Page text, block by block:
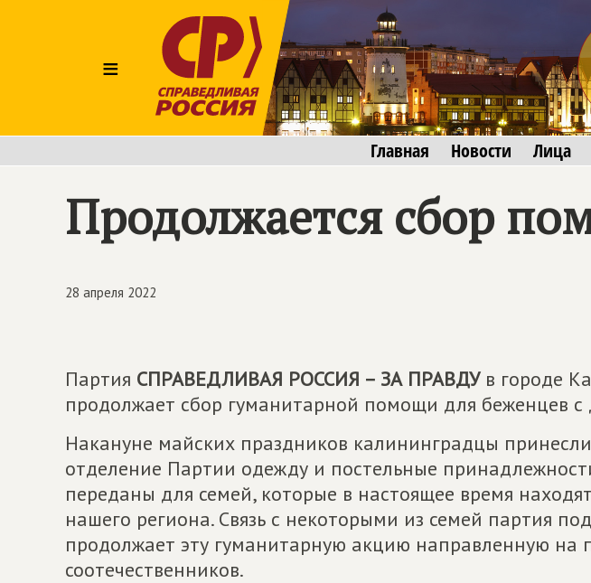
≡
Главная Новости Лица
Продолжается сбор
28 апреля 2022
Партия СПРАВЕДЛИВАЯ РОССИЯ – ЗА ПРАВДУв городе
продолжает сбор гуманитарной помощи для беженцев с
Накануне майских праздников калининградцы
отделение Партии одежду и постельные
переданы для семей, которые в настоящее время
нашего региона. Связь с некоторыми из семей партия
продолжает эту гуманитарную акцию направленную на
соотечественников.